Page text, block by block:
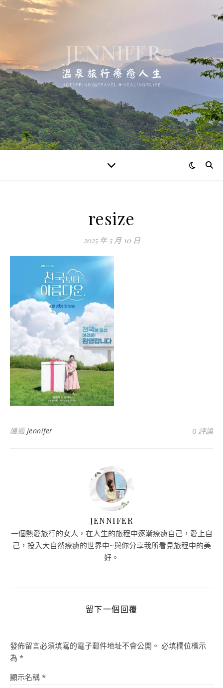
resize
2025 年 5 月 10 日
通過 Jennifer 0 評論
JENNIFER
一個熱愛旅行的女人，在人生的旅程中逐漸療癒自己，愛上自
己，投入大自然療癒的世界中~與你分享我所看見旅程中的美
好。
留下一個回覆
發佈留言必須填寫的電子郵件地址不會公開。 必填欄位標示
為 *
顯示名稱 *